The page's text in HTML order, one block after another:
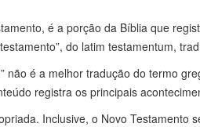
é a porção da Bíblia que
do latim testamentum,
não é a melhor tradução do termo
registra os principais
Inclusive, o Novo